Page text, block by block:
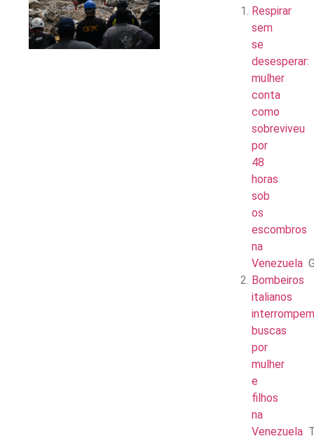
Respirar
sem
se
desesperar:
mulher
conta
como
sobreviveu
por
48
horas
sob
os
escombros
na
Venezuela
Bombeiros
italianos
interrompem
buscas
por
mulher
e
filhos
na
Venezuela